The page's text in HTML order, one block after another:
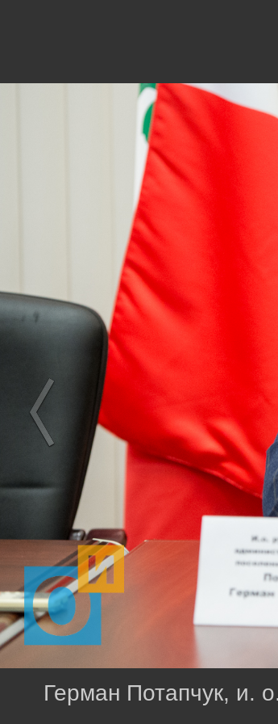
Герман Потапчук, и.